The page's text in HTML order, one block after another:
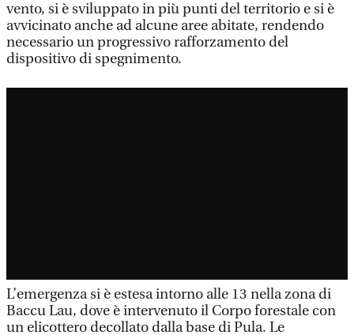
vento, si è sviluppato in più punti del territorio e si è
avvicinato anche ad alcune aree abitate, rendendo
necessario un progressivo rafforzamento del
dispositivo di spegnimento.
L’emergenza si è estesa intorno alle 13 nella zona di
Baccu Lau, dove è intervenuto il Corpo forestale con
un elicottero decollato dalla base di Pula. Le